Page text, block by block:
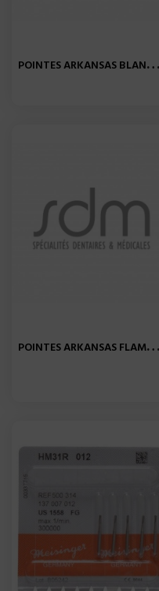
P
OINTES ARKANSAS BLANCHE...
P
OINTES ARKANSAS FLAMME...